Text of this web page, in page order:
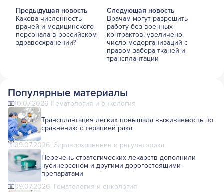
Предыдущая новость
Какова численность
врачей и медицинского
персонала в российском
здравоохранении?
Следующая новость
Врачам могут разрешить
работу без военных
контрактов, увеличено
число медорганизаций с
правом забора тканей и
трансплантации
Популярные материалы
10.07.2026 Гематология и онкология
Трансплантация легких повышала выживаемость по
сравнению с терапией рака
09.07.2026 Здравоохранение и регуляторика
Перечень стратегических лекарств дополнили
нусинерсеном и другими дорогостоящими
препаратами
09.07.2026 Гематология и онкология